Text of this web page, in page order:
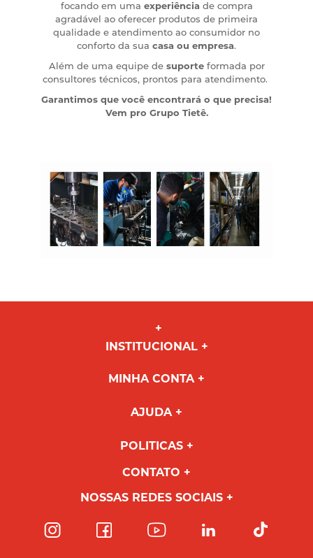
focando em uma experiência de compra
agradável ao oferecer produtos de primeira
qualidade e atendimento ao consumidor no
conforto da sua casa ou empresa.
Além de uma equipe de suporteformada por
consultores técnicos, prontos para atendimento.
Garantimos que você encontrará o que precisa!
Vem pro Grupo Tietê.
INSTITUCIONAL
MINHA CONTA
AJUDA
POLITICAS
CONTATO
NOSSAS REDES SOCIAIS